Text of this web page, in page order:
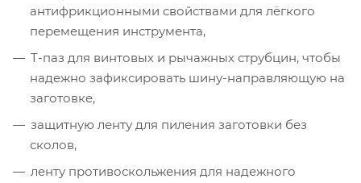
антифрикционными свойствами для лёгкого
перемещения инструмента,
T-паз для винтовых и рычажных струбцин, чтобы
надежно зафиксировать шину-направляющую на
заготовке,
защитную ленту для пиления заготовки без
сколов,
ленту противоскольжения для надежного